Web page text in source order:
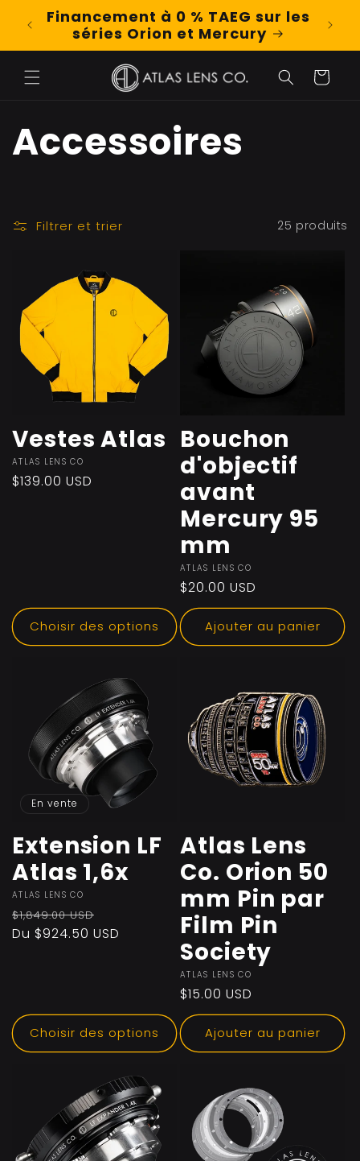
passer
au
contenu
Financement à 0 % TAEG sur les
séries Orion et Mercury
Panier
C
l
e
c
i
o
Accessoires
Filtrer et trier 25 produits
Vestes Atlas
Fournisseur :
ATLAS LENS CO
Prix
$139.00 USD
Choisir des options
Bouchon
d'objectif
avant
Mercury 95
mm
Fournisseur :
ATLAS LENS CO
Prix
habituel
$20.00 USD
Ajouter au panier
En vente
Extension LF
Atlas 1,6x
Fournisseur :
ATLAS LENS CO
Prix
habituel
$1,849.00 USD
promotionnel
Du $924.50 USD
Choisir des options
Atlas Lens
Co. Orion 50
mm Pin par
Film Pin
Society
Fournisseur :
ATLAS LENS CO
Prix
habituel
$15.00 USD
Ajouter au panier